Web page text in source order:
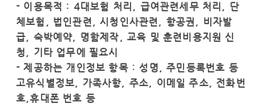
- 이용목적 : 4대보험 처리, 급여관련세무 처리, 단
체보험, 법인관련, 시청인사관련, 항공권, 비자발
급, 숙박예약, 명함제작, 교육 및 훈련비용지원 신
청, 기타 업무에 필요시
- 제공하는 개인정보 항목 : 성명, 주민등록번호 등
고유식별정보, 가족사항, 주소, 이메일 주소, 전화번
호,휴대폰 번호 등